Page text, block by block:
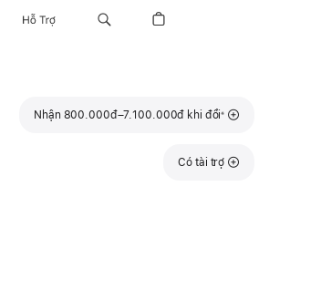
Hỗ Trợ
Nhận 800.000đ–7.100.000đ khi đổi
Chú
thích
※
Có tài trợ